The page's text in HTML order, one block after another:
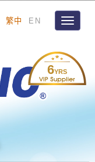
繁中 EN
Toggle
6YRS